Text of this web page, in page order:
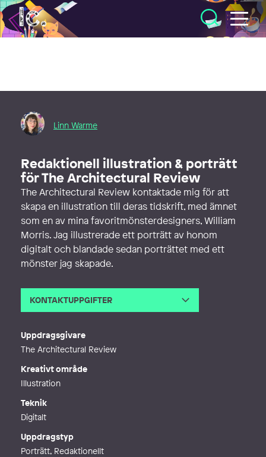
Illustratörcentrum
Linn Warme
Redaktionell illustration & porträtt
för The Architectural Review
The Architectural Review kontaktade mig för att
skapa en illustration till deras tidskrift, med ämnet
som en av mina favoritmönsterdesigners, William
Morris. Jag illustrerade ett porträtt av honom
digitalt och blandade sedan porträttet med ett
mönster jag skapade.
KONTAKTUPPGIFTER
Uppdragsgivare
The Architectural Review
Kreativt område
Illustration
Teknik
Digitalt
Uppdragstyp
Porträtt, Redaktionellt